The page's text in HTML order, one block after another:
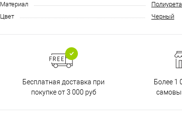
Материал
Цвет
Черный
Бесплатная доставка при
покупке от 3 000 руб
Более 1